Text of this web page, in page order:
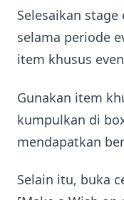
Selesaikan
selama periode
item khusus
Gunakan item
kumpulkan di
mendapatkan
Selain itu, buka